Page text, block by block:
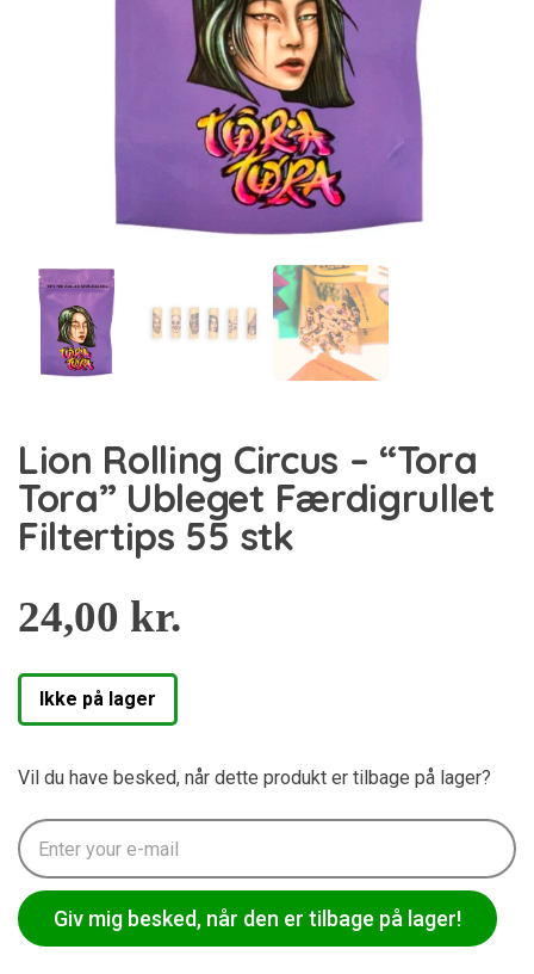
Lion Rolling Circus – “Tora
Tora” Ubleget Færdigrullet
Filtertips 55 stk
24,00 kr.
Ikke på lager
Vil du have besked, når dette produkt er tilbage på lager?
Giv mig besked, når den er tilbage på lager!